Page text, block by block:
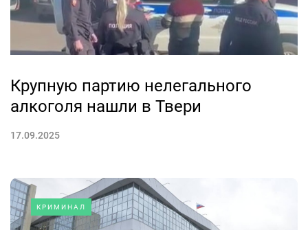
Крупную партию нелегального
алкоголя нашли в Твери
17.09.2025
КРИМИНАЛ